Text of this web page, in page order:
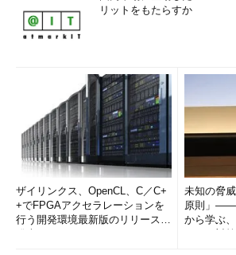
リットをもたらすか
ザイリンクス、OpenCL、C／C+
+でFPGAアクセラレーションを
行う開発環境最新版のリリースを
発表
未知の脅
原則」――
から学ぶ
リティ対策